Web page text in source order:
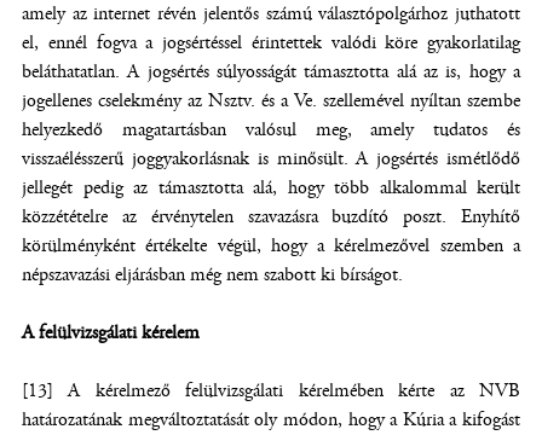
amely az internet révén jelentős számú választópolgárhoz juthatott
el, ennél fogva a jogsértéssel érintettek valódi köre gyakorlatilag
beláthatatlan. A jogsértés súlyosságát támasztotta alá az is, hogy a
jogellenes cselekmény az Nsztv. és a Ve. szellemével nyíltan szembe
helyezkedő magatartásban valósul meg, amely tudatos és
visszaélésszerű joggyakorlásnak is minősült. A jogsértés ismétlődő
jellegét pedig az támasztotta alá, hogy több alkalommal került
közzétételre az érvénytelen szavazásra buzdító poszt. Enyhítő
körülményként értékelte végül, hogy a kérelmezővel szemben a
népszavazási eljárásban még nem szabott ki bírságot.
A felülvizsgálati kérelem
[13] A kérelmező felülvizsgálati kérelmében kérte az NVB
határozatának megváltoztatását oly módon, hogy a Kúria a kifogást